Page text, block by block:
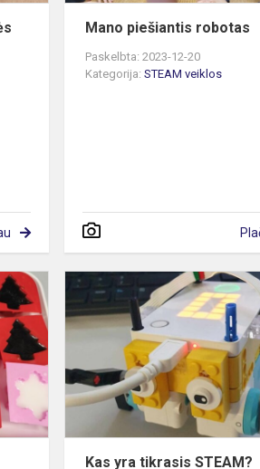
Mano piešiantis robotas
Paskelbta: 2023-12-20
Kategorija:STEAM veiklos
Kalėdiniai
ir
atradimai
Kas yra tikrasis STEAM?